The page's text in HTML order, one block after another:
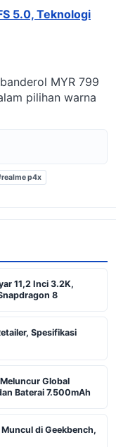
5.0, Teknologi
MYR 799
pilihan warna
p4x
11,2 Inci 3.2K,
8
Spesifikasi
Meluncur Global
Baterai 7.500mAh
Muncul di Geekbench,